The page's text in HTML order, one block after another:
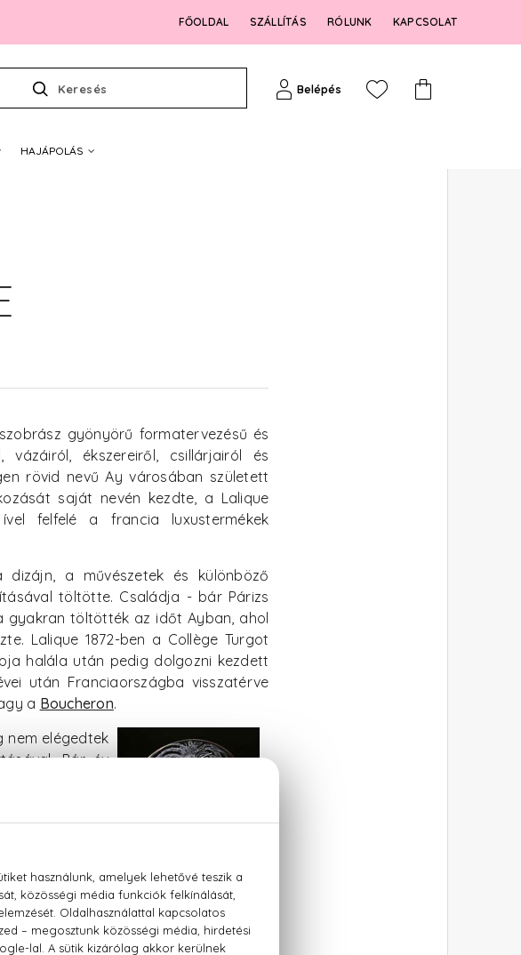
FŐOLDAL SZÁLLÍTÁS RÓLUNK KAPCSOLAT
Keresés Belépés
HAJÁPOLÁS
gyönyörű formatervezésű és
vázáiról, ékszereiről, csillárjairól és
rövid nevű Ay városában született
saját nevén kezdte, a Lalique
felfelé a francia luxustermékek
a művészetek és különböző
töltötte. Családja - bár Párizs
töltötték az időt Ayban, ahol
Lalique 1872-ben a Collège Turgot
halála után pedig dolgozni kezdett
után Franciaországba visszatérve
a Boucheron.
nem elégedtek
Pár év
így számos
utal egyben. A
megszületett parfüm a bogyós
is lehetne. Az Amethyst ugyanis
az áfonya, a feketeszeder, az eperfa